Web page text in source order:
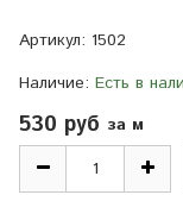
Артикул: 1502
Наличие: Есть в
530 руб за м